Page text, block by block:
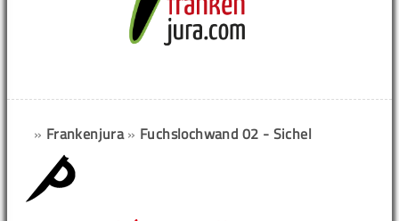
» Frankenjura» Fuchslochwand 02 - Sichel